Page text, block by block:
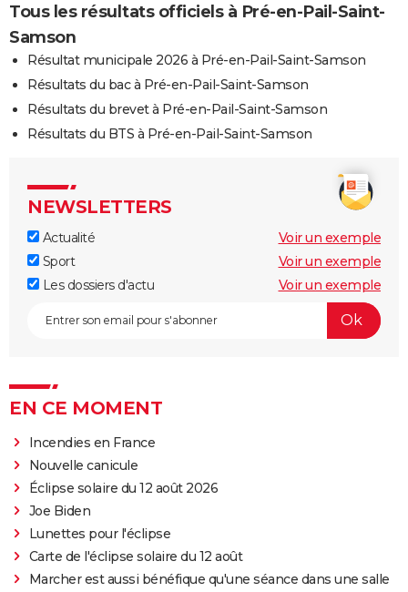
Tous les résultats officiels à Pré-en-Pail-Saint-
Samson
Résultat municipale 2026 à Pré-en-Pail-Saint-Samson
Résultats du bac à Pré-en-Pail-Saint-Samson
Résultats du brevet à Pré-en-Pail-Saint-Samson
Résultats du BTS à Pré-en-Pail-Saint-Samson
NEWSLETTERS
Actualité
Voir un exemple
Sport
Voir un exemple
Les dossiers d'actu
Voir un exemple
EN CE MOMENT
Incendies en France
Nouvelle canicule
Éclipse solaire du 12 août 2026
Joe Biden
Lunettes pour l'éclipse
Carte de l'éclipse solaire du 12 août
Marcher est aussi bénéfique qu'une séance dans une salle